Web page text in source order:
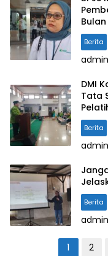
Berita
admin
DMI
Tata
Berita
admin
Berita
admin
1 2